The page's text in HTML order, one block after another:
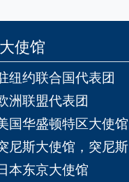
使馆
纽约联合国代表团
洲联盟代表团
国华盛顿特区大使馆
尼斯大使馆，突尼斯
本东京大使馆